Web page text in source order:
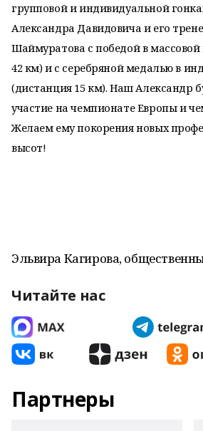
групповой и индивидуальной
Александра Давидовича и его
Шаймуратова с победой в массовой
42 км) и с серебряной медалью в
(дистанция 15 км). Наш Александр
участие на чемпионате Европы и
Желаем ему покорения новых
высот!
Эльвира Кагирова,
Читайте нас
Партнеры